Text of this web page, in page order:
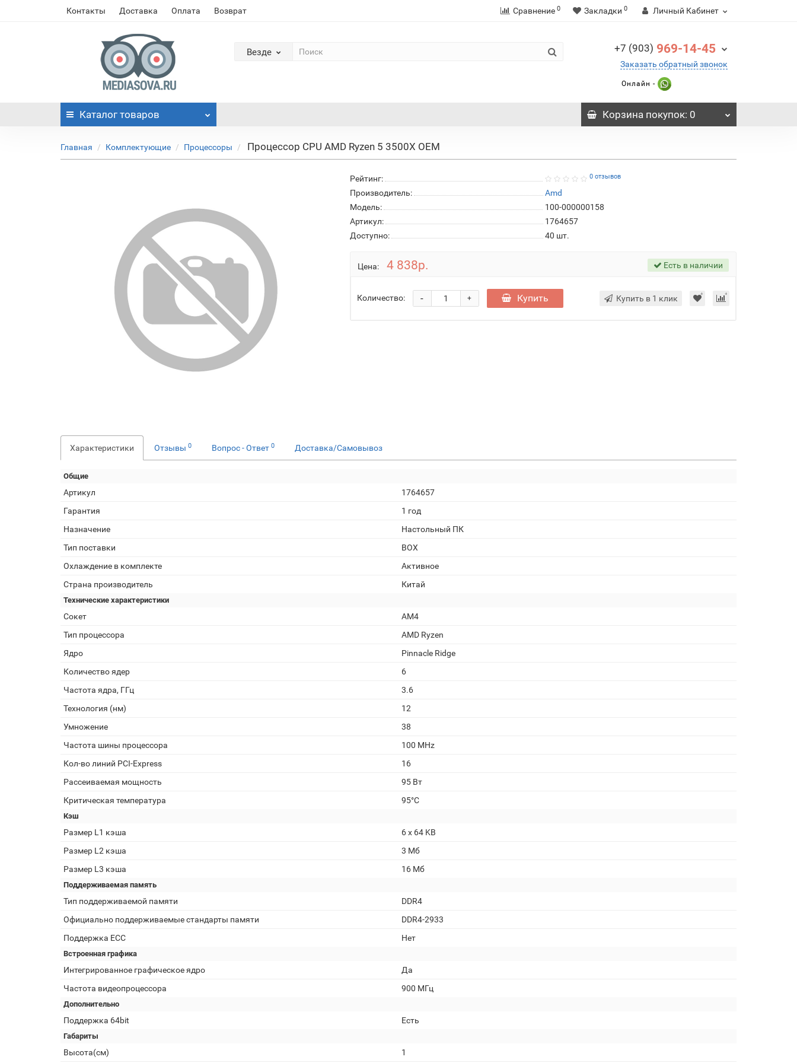
Контакты Доставка Оплата Возврат Сравнение 0 Закладки 0 Личный Кабинет
Везде +7 (903) 969-14-45
Заказать обратный звонок
Онлайн -
Каталог товаров Корзинапокупок: 0
Главная Комплектующие Процессоры Процессор CPU AMD Ryzen 5 3500X OEM
Рейтинг: 0 отзывов
Производитель:
Amd
Модель:
100-000000158
Артикул:
1764657
Доступно:
40 шт.
Цена: 4 838р. Есть в наличии
Количество: +
- Купить Купить в 1 клик
Характеристики Отзывы 0 Вопрос - Ответ 0 Доставка/Самовывоз
Общие
Артикул
1764657
Гарантия
1 год
Назначение
Настольный ПК
Тип поставки
BOX
Охлаждение в комплекте
Активное
Страна производитель
Китай
Технические характеристики
Сокет
AM4
Тип процессора
AMD Ryzen
Ядро
Pinnacle Ridge
Количество ядер
6
Частота ядра, ГГц
3.6
Технология (нм)
12
Умножение
38
Частота шины процессора
100 MHz
Кол-во линий PCI-Express
16
Рассеиваемая мощность
95 Вт
Критическая температура
95°C
Кэш
Размер L1 кэша
6 x 64 KB
Размер L2 кэша
3 Мб
Размер L3 кэша
16 Мб
Поддерживаемая память
Тип поддерживаемой памяти
DDR4
Официально поддерживаемые стандарты памяти
DDR4-2933
Поддержка ECC
Нет
Встроенная графика
Интегрированное графическое ядро
Да
Частота видеопроцессора
900 МГц
Дополнительно
Поддержка 64bit Есть
Габариты
Высота(см) 1